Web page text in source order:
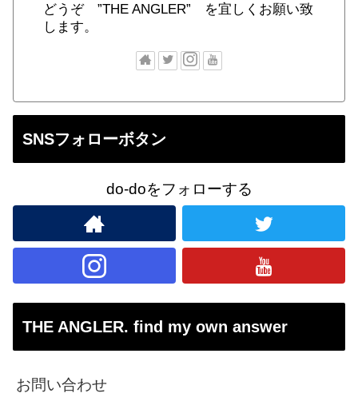
どうぞ ”THE ANGLER” を宜しくお願い致
します。
SNSフォローボタン
do-doをフォローする
THE ANGLER. find my own answer
お問い合わせ